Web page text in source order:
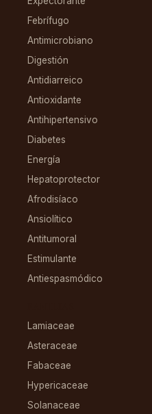
Febrífugo
Antimicrobiano
Digestión
Antidiarreico
Antioxidante
Antihipertensivo
Diabetes
Energía
Hepatoprotector
Afrodisíaco
Ansiolítico
Antitumoral
Estimulante
Antiespasmódico
Lamiaceae
Asteraceae
Fabaceae
Hypericaceae
Solanaceae